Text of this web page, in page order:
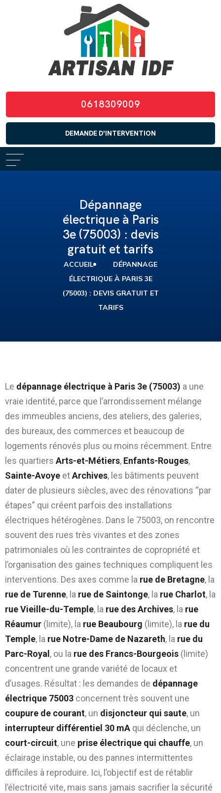
0618309009
DEMANDE D'INTERVENTION
Dépannage
électrique à Paris
3e (75003) : devis
gratuit et tarifs
ACCUEIL
DÉPANNAGE
ÉLECTRIQUE À PARIS 3E
(75003) : DEVIS GRATUIT ET
TARIFS
Le dépannage électrique à Paris 3e (75003) a une
vraie identité, parce que l’arrondissement mélange
des immeubles anciens, des ateliers, des galeries,
des bureaux, des commerces et beaucoup de
logements rénovés plus ou moins récemment. Entre
les quartiers Arts-et-Métiers, Enfants-Rouges,
Sainte-Avoye etArchives, les bâtiments peuvent
dater de plusieurs siècles, avec des rénovations “par
étapes” qui créent parfois des installations
électriques hétérogènes. Dans le 75003, on rencontre
souvent des rues très vivantes et des zones
patrimoniales où les contraintes de copropriété et
l’organisation des gaines techniques compliquent les
interventions. Des axes comme la rue de Bretagne, la
rue de Turenne, la rue de Saintonge, la rue Charlot, la
rue Vieille-du-Temple, la rue des Archives, la rue
Réaumur (limite), la rue Beaubourg (limite), la rue du
Temple, la rue Notre-Dame de Nazareth, la rue du
Parc-Royal, ou la rue des Francs-Bourgeois (limite)
concentrent une grande variété de locaux et
d’usages. Résultat : les demandes de dépannage
électrique 75003 concernent très souvent une
coupure de courant, un disjoncteur qui saute, un
interrupteur différentiel 30 mA qui déclenche, un
court-circuit, une prise électrique qui chauffe, un
éclairage instable, ou des pannes intermittentes
difficiles à reproduire. Ici, l’objectif est de rétablir
l’électricité vite, mais sans jamais sacrifier la sécurité